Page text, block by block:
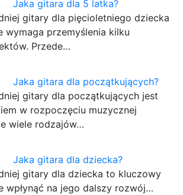
Jaka gitara dla 5 latka?
gitary dla pięcioletniego dziecka
wymaga przemyślenia kilku
Przede…
Jaka gitara dla początkujących?
gitary dla początkujących jest
w rozpoczęciu muzycznej
wiele rodzajów…
Jaka gitara dla dziecka?
gitary dla dziecka to kluczowy
wpłynąć na jego dalszy rozwój…